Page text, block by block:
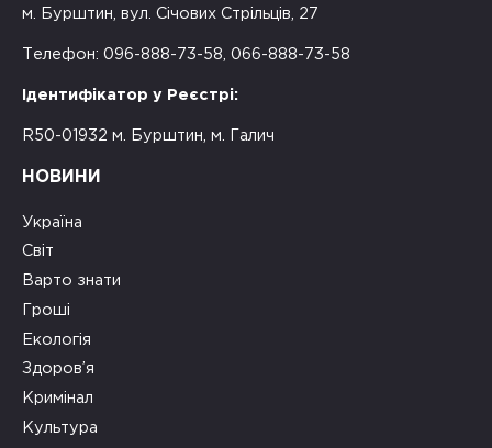
м. Бурштин, вул. Січових Стрільців, 27
Телефон: 096-888-73-58, 066-888-73-58
Ідентифікатор у Реєстрі:
R50-01932 м. Бурштин, м. Галич
НОВИНИ
Україна
Світ
Варто знати
Гроші
Екологія
Здоров’я
Кримінал
Культура